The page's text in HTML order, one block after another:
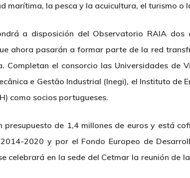
marítima, la pesca y la acuicultura, el turismo o
a disposición del Observatorio RAIA
ahora pasarán a formar parte de la red
Completan el consorcio las Universidades de
e Gestão Industrial (Inegi), el Instituto de
como socios portugueses.
presupuesto de 1,4 millones de euros y está
2020 y por el Fondo Europeo de
celebrará en la sede del Cetmar la reunión de